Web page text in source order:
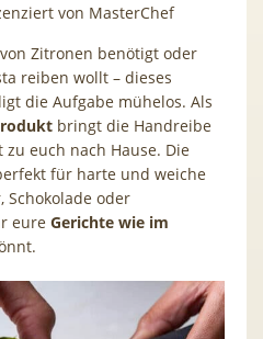
von MasterChef
Zitronen benötigt oder
reiben wollt – dieses
die Aufgabe mühelos. Als
bringt die Handreibe
euch nach Hause. Die
für harte und weiche
Schokolade oder
eure Gerichte wie im